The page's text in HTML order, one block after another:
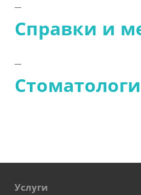
Справки и
Услуги